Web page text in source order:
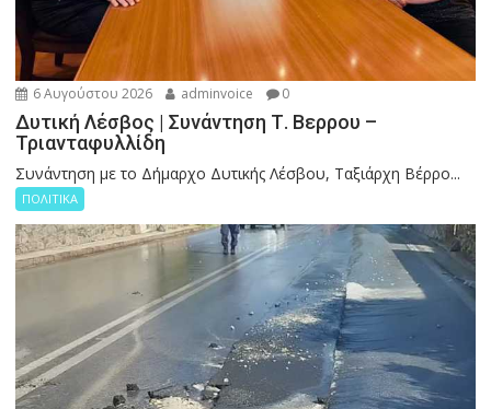
6 Αυγούστου 2026 adminvoice 0
Δυτική Λέσβος | Συνάντηση Τ. Βερρου –
Τριανταφυλλίδη
Συνάντηση με το Δήμαρχο Δυτικής Λέσβου, Ταξιάρχη Βέρρο...
ΠΟΛΙΤΙΚΑ